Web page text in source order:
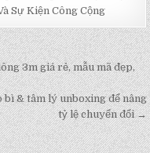
Sự Kiện Công Cộng
3m giá rẻ, mẫu mã đẹp,
& tâm lý unboxing để nâng
tỷ lệ chuyển đổi →